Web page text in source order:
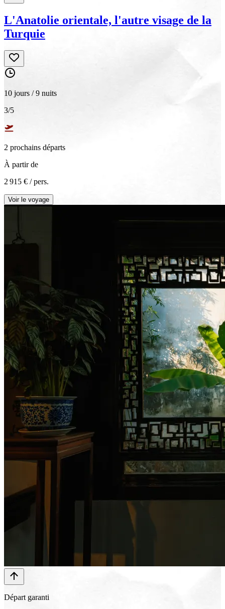
L'Anatolie orientale, l'autre visage de la
Turquie
10 jours / 9 nuits
3/5
2 prochains départs
À partir de
2 915 € / pers.
Voir le voyage
Départ garanti